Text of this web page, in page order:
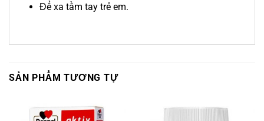
Để xa tầm tay trẻ em.
SẢN PHẨM TƯƠNG TỰ